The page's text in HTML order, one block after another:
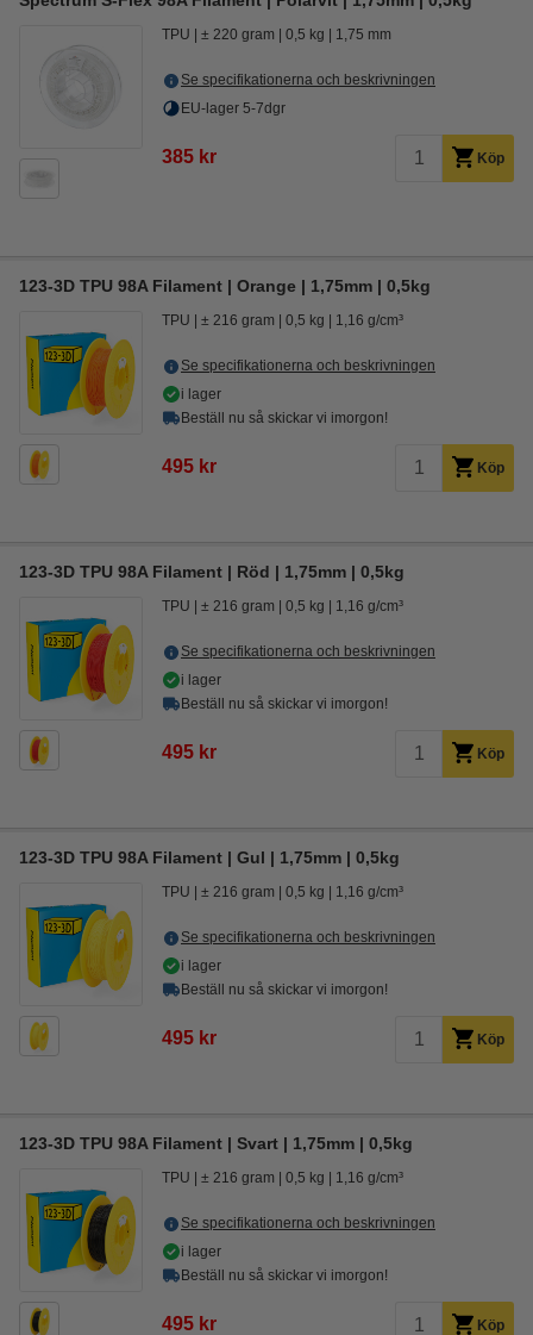
TPU ± 220 gram 0,5 kg 1,75 mm
Se specifikationerna och beskrivningen
EU-lager 5-7dgr
385 kr Köp
123-3D TPU 98A Filament | Orange | 1,75mm | 0,5kg
TPU ± 216 gram 0,5 kg 1,16 g/cm³
Se specifikationerna och beskrivningen
i lager
Beställ nu så skickar vi imorgon!
495 kr Köp
123-3D TPU 98A Filament | Röd | 1,75mm | 0,5kg
TPU ± 216 gram 0,5 kg 1,16 g/cm³
Se specifikationerna och beskrivningen
i lager
Beställ nu så skickar vi imorgon!
495 kr Köp
123-3D TPU 98A Filament | Gul | 1,75mm | 0,5kg
TPU ± 216 gram 0,5 kg 1,16 g/cm³
Se specifikationerna och beskrivningen
i lager
Beställ nu så skickar vi imorgon!
495 kr Köp
123-3D TPU 98A Filament | Svart | 1,75mm | 0,5kg
TPU ± 216 gram 0,5 kg 1,16 g/cm³
Se specifikationerna och beskrivningen
i lager
Beställ nu så skickar vi imorgon!
495 kr Köp